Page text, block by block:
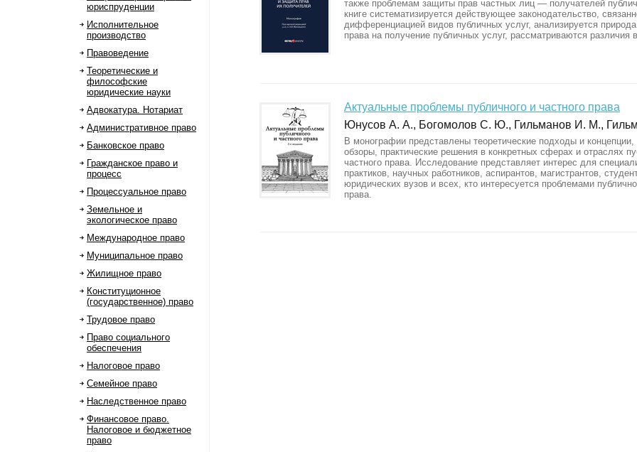
юриспруденции
Исполнительное
производство
Правоведение
Теоретические и
философские
юридические науки
Адвокатура. Нотариат
Административное право
Банковское право
Гражданское право и
процесс
Процессуальное право
Земельное и
экологическое право
Международное право
Муниципальное право
Жилищное право
Конституционное
(государственное) право
Трудовое право
Право социального
обеспечения
Налоговое право
Семейное право
Наследственное право
Финансовое право.
Налоговое и бюджетное
право
также проблемам защиты прав частных лиц — получателей
книге систематизируется действующее законодательство,
дифференциацией видов публичных услуг, анализируется природа
права на получение публичных услуг, рассматриваются различия
Актуальные проблемы публичного и частного права
Юнусов А. А., Богомолов С. Ю., Гильманов И. М.,
В монографии представлены теоретические подходы и концепции,
обзоры, практические решения в конкретных сферах и отраслях
частного права. Исследование представляет интерес для
практиков, научных работников, аспирантов, магистрантов,
юридических вузов и всех, кто интересуется проблемами
права.